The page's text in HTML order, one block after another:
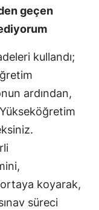
geçen
kullandı;
ardından,
ortaya koyarak,
süreci